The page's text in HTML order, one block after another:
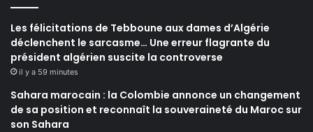
Les félicitations de Tebboune aux dames d’Algérie
déclenchent le sarcasme… Une erreur flagrante du
président algérien suscite la controverse
il y a 59 minutes
Sahara marocain : la Colombie annonce un changement
de sa position et reconnaît la souveraineté du Maroc sur
son Sahara